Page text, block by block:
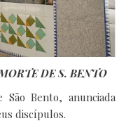
DE S. BENTO
Bento, anunciada
discípulos.